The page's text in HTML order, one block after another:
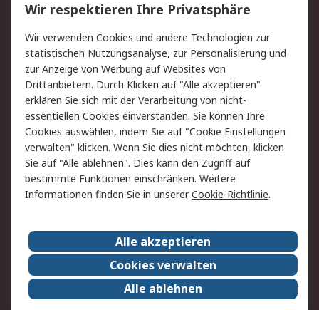
Value Added Services
Lieferlösungen
Rücksendungen
Kontakt
Hilfe
Rechtliches
AGB
Datenschutz
Cookie-Richtlinie
Zahlungsbedingungen
Copyright/Impressum
Über RS
Karriere bei RS
Nachhaltigkeit
Qualität/Umwelt/ZertifikatePresse-Center
Event-Center
Wir respektieren Ihre Privatsphäre
Wir verwenden Cookies und andere Technologien zur
statistischen Nutzungsanalyse, zur Personalisierung und
zur Anzeige von Werbung auf Websites von
Drittanbietern. Durch Klicken auf "Alle akzeptieren"
erklären Sie sich mit der Verarbeitung von nicht-
essentiellen Cookies einverstanden. Sie können Ihre
Cookies auswählen, indem Sie auf "Cookie Einstellungen
verwalten" klicken. Wenn Sie dies nicht möchten, klicken
Sie auf "Alle ablehnen". Dies kann den Zugriff auf
bestimmte Funktionen einschränken. Weitere
Informationen finden Sie in unsererCookie-Richtlinie.
Alle akzeptieren
Cookies verwalten
Alle ablehnen